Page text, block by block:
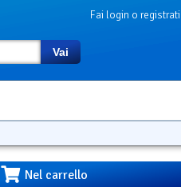
Fai login o registrati
Vai
Nel carrello